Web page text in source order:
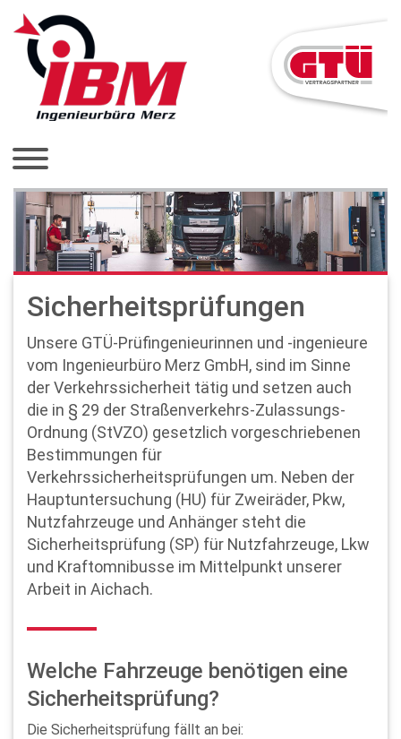
Sicherheitsprüfungen
Unsere GTÜ-Prüfingenieurinnen und -ingenieure
vom Ingenieurbüro Merz GmbH, sind im Sinne
der Verkehrssicherheit tätig und setzen auch
die in § 29 der Straßenverkehrs-Zulassungs-
Ordnung (StVZO) gesetzlich vorgeschriebenen
Bestimmungen für
Verkehrssicherheitsprüfungen um. Neben der
Hauptuntersuchung (HU) für Zweiräder, Pkw,
Nutzfahrzeuge und Anhänger steht die
Sicherheitsprüfung (SP) für Nutzfahrzeuge, Lkw
und Kraftomnibusse im Mittelpunkt unserer
Arbeit in Aichach.
Welche Fahrzeuge benötigen eine
Sicherheitsprüfung?
Die Sicherheitsprüfung fällt an bei: